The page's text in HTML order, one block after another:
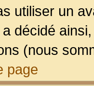
utiliser un
décidé
(nous
page